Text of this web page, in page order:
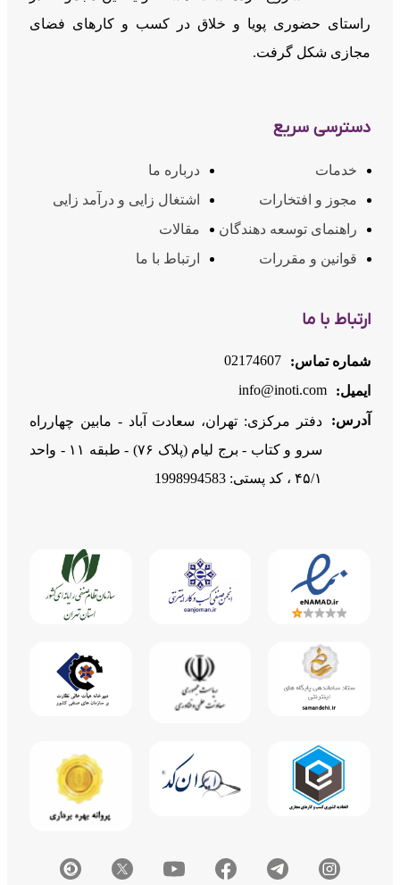
راستای حضوری پویا و خلاق در کسب و کارهای فضای
مجازی شکل گرفت.
دسترسی سریع
خدمات
درباره ما
مجوز و افتخارات
اشتغال زایی و درآمد زایی
راهنمای توسعه دهندگان
مقالات
قوانین و مقررات
ارتباط با ما
ارتباط با ما
شماره تماس:
02174607
ایمیل:
info@inoti.com
آدرس:
دفتر مرکزی: تهران، سعادت آباد - مابین چهارراه
سرو و کتاب - برج لیام (پلاک ۷۶) - طبقه ۱۱ - واحد
۴۵/۱ ، کد پستی: 1998994583